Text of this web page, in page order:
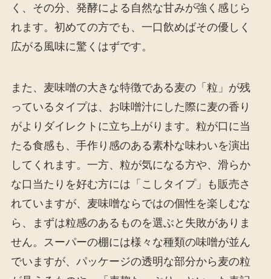
く、その分、発酵による自然な甘みが強く感じら
れます。初めての方でも、一口飲めばその優しく
広がる風味に驚くはずです。
また、麦味噌の大きな特徴である麦の「粒」が残
っているタイプは、お味噌汁にした際に麦の香り
がよりダイレクトに立ち上がります。粒が口に当
たる食感も、手作り感のある素朴な味わいを演出
してくれます。一方、粒が気になる方や、滑らか
な口当たりを好む方には「こしタイプ」も販売さ
れていますが、麦味噌ならではの個性を楽しむな
ら、まずは粒感のあるものを選ぶと失敗がありま
せん。スーパーの棚には様々な種類の味噌が並ん
でいますが、パッケージの透明な部分から麦の粒